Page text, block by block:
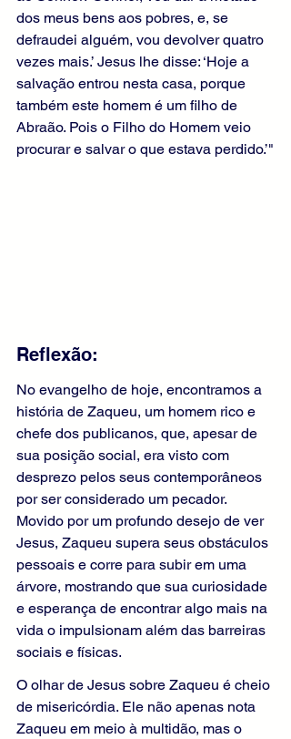
dos meus bens aos pobres, e, se
defraudei alguém, vou devolver quatro
vezes mais.’ Jesus lhe disse: ‘Hoje a
salvação entrou nesta casa, porque
também este homem é um filho de
Abraão. Pois o Filho do Homem veio
procurar e salvar o que estava perdido.’"
Reflexão:
No evangelho de hoje, encontramos a
história de Zaqueu, um homem rico e
chefe dos publicanos, que, apesar de
sua posição social, era visto com
desprezo pelos seus contemporâneos
por ser considerado um pecador.
Movido por um profundo desejo de ver
Jesus, Zaqueu supera seus obstáculos
pessoais e corre para subir em uma
árvore, mostrando que sua curiosidade
e esperança de encontrar algo mais na
vida o impulsionam além das barreiras
sociais e físicas.
O olhar de Jesus sobre Zaqueu é cheio
de misericórdia. Ele não apenas nota
Zaqueu em meio à multidão, mas o